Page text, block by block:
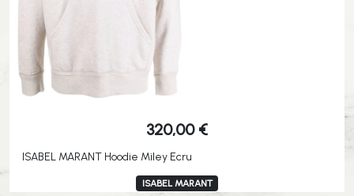
320,00 €
ISABEL MARANT Hoodie Miley Ecru
ISABEL MARANT